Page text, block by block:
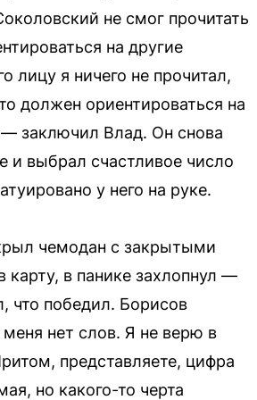
не смог прочитать
на другие
лицу я ничего не прочитал,
должен ориентироваться на
заключил Влад. Он снова
и выбрал счастливое число
у него на руке.
чемодан с закрытыми
карту, в панике захлопнул —
что победил. Борисов
нет слов. Я не верю в
представляете, цифра
но какого-то черта